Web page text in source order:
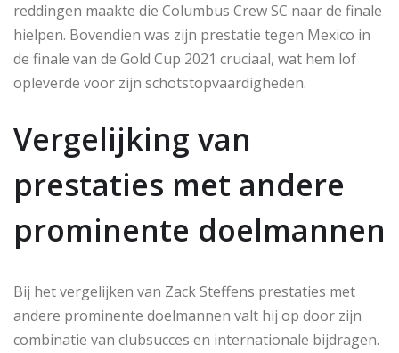
reddingen maakte die Columbus Crew SC naar de finale
hielpen. Bovendien was zijn prestatie tegen Mexico in
de finale van de Gold Cup 2021 cruciaal, wat hem lof
opleverde voor zijn schotstopvaardigheden.
Vergelijking van
prestaties met andere
prominente doelmannen
Bij het vergelijken van Zack Steffens prestaties met
andere prominente doelmannen valt hij op door zijn
combinatie van clubsucces en internationale bijdragen.